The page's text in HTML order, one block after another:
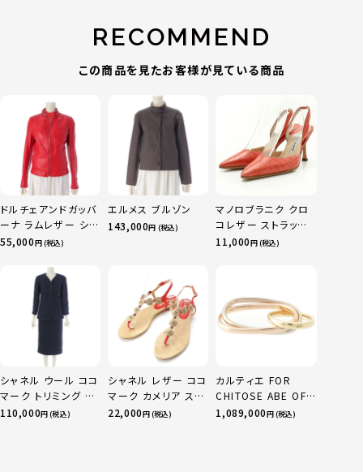
RECOMMEND
この商品を見たお客様が見ている商品
ドルチェアンドガッバ
ーナ ラムレザー シン
グル ライダースジャ
F9182L レッド シル
バー金具 40
55,000円 (税込)
エルメス ブルゾン
143,000円 (税込)
マノロブラニク クロ
コレザー ストラップ
ヒール パンプス サン
11,000円 (税込)
シャネル ウール ココ
マーク トリミング ス
カートセットアップ
110,000円 (税込)
シャネル レザー ココ
マーク カメリア スエ
ード サンダル ベージ
22,000円 (税込)
カルティエ FOR
CHITOSE ABE OF
sacai サカイ 750
1,089,000円 (税込)